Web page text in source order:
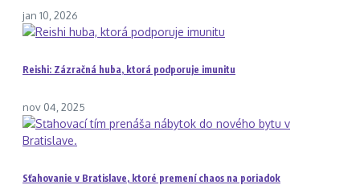
jan 10, 2026
Reishi: Zázračná huba, ktorá podporuje imunitu
nov 04, 2025
Sťahovanie v Bratislave, ktoré premení chaos na poriadok